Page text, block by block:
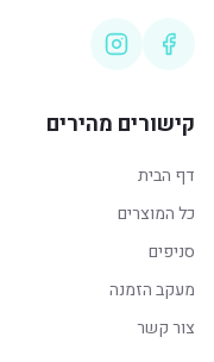
קישורים מהירים
דף הבית
כל המוצרים
סניפים
מעקב הזמנה
צור קשר